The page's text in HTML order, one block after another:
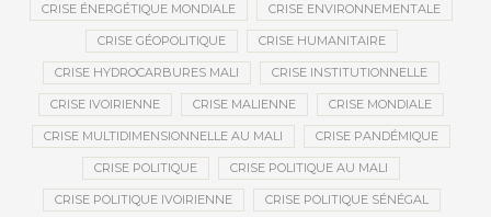
CRISE ÉNERGÉTIQUE MONDIALE CRISE ENVIRONNEMENTALE
CRISE GÉOPOLITIQUE CRISE HUMANITAIRE
CRISE HYDROCARBURES MALI CRISE INSTITUTIONNELLE
CRISE IVOIRIENNE CRISE MALIENNE CRISE MONDIALE
CRISE MULTIDIMENSIONNELLE AU MALI CRISE PANDÉMIQUE
CRISE POLITIQUE CRISE POLITIQUE AU MALI
CRISE POLITIQUE IVOIRIENNE CRISE POLITIQUE SÉNÉGAL